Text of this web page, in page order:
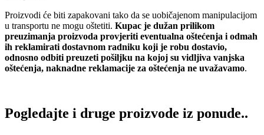
Proizvodi će biti zapakovani tako da se uobičajenom manipulacijom
u transportu ne mogu oštetiti. Kupac je dužan prilikom
preuzimanja proizvoda provjeriti eventualna oštećenja i odmah
ih reklamirati dostavnom radniku koji je robu dostavio,
odnosno odbiti preuzeti pošiljku na kojoj su vidljiva vanjska
oštećenja, naknadne reklamacije za oštećenja ne uvažavamo.
Pogledajte i druge proizvode iz ponude..